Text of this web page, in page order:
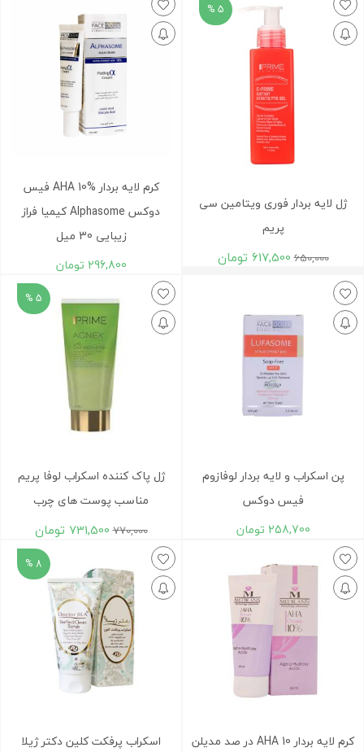
5 %
ژل لایه بردار فوری ویتامین سی
پریم
650,000
617,500 تومان
کرم لایه بردار AHA 10% فیس
دوکس Alphasome کیمیا فراز
زیبایی 30 میل
296,800 تومان
پن اسکراب و لایه بردار لوفازوم
فیس دوکس
258,700 تومان
5 %
ژل پاک کننده اسکراب لوفا پریم
مناسب پوست های چرب
770,000
731,500 تومان
کرم لایه بردار AHA 10 در صد مدیلن
8 %
اسکراب پرفکت کلین دکتر ژیلا